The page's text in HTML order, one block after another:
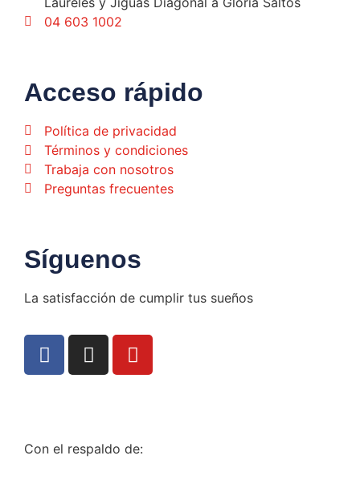
04 603 1002
Acceso rápido
Política de privacidad
Términos y condiciones
Trabaja con nosotros
Preguntas frecuentes
Síguenos
La satisfacción de cumplir tus sueños
Con el respaldo de: